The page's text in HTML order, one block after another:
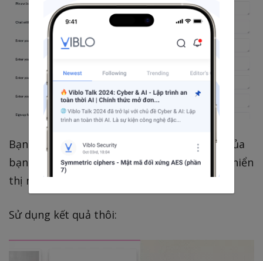
Bạn có thể custom để phù hợp với website của
bạn. Phần này autosave, nếu website không hiển
thị ngay, bạn có thể xóa cache
Sử dụng kết quả thôi: